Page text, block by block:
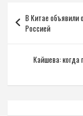
Навигация
по
записям
В Китае объявили
Россией
Кайшева: когда